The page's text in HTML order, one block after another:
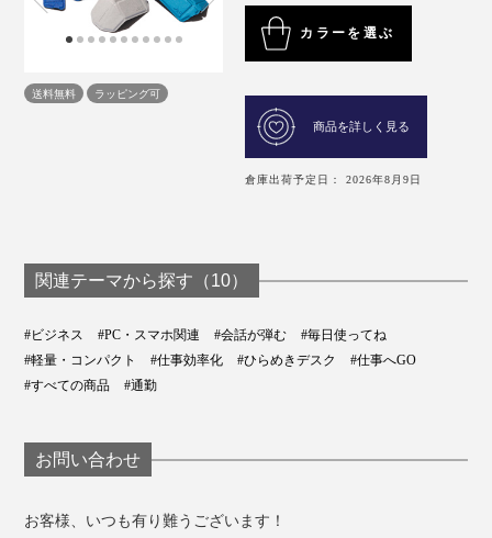
送料無料 ラッピング可
カラーを選ぶ
商品を詳しく見る
倉庫出荷予定日： 2026年8月9日
関連テーマから探す（10）
#ビジネス #PC・スマホ関連 #会話が弾む
#毎日使ってね
#軽量・コンパクト
#仕事効率化 #ひらめきデスク
#仕事へGO
#すべての商品
#通勤
お問い合わせ
お客様、いつも有り難うございます！